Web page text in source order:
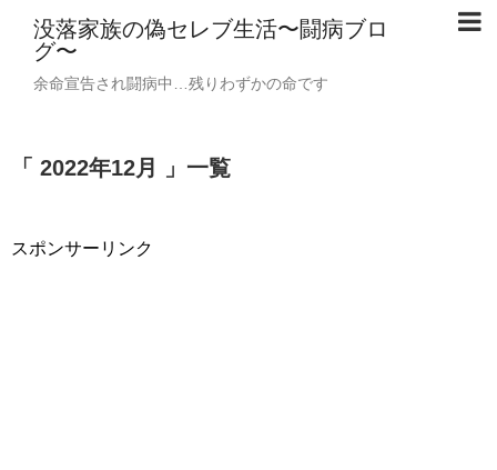
没落家族の偽セレブ生活〜闘病ブロ
グ〜
余命宣告され闘病中…残りわずかの命です
「 2022年12月 」一覧
スポンサーリンク